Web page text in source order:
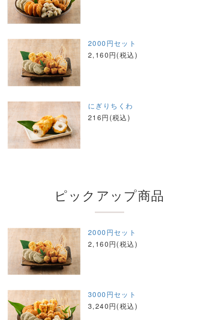
2000円セット
2,160円(税込)
にぎりちくわ
216円(税込)
ピックアップ商品
2000円セット
2,160円(税込)
3000円セット
3,240円(税込)